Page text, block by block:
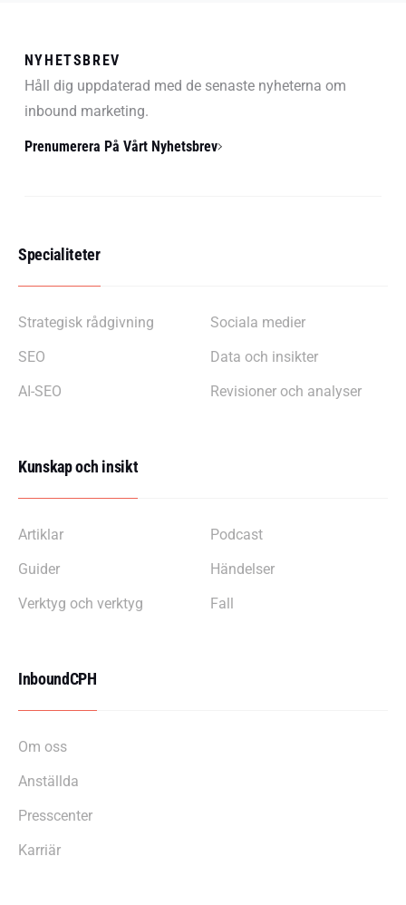
NYHETSBREV
Håll dig uppdaterad med de senaste nyheterna om
inbound marketing.
Prenumerera På Vårt Nyhetsbrev
Specialiteter
Strategisk rådgivning
SEO
AI-SEO
Sociala medier
Data och insikter
Revisioner och analyser
Kunskap och insikt
Artiklar
Guider
Verktyg och verktyg
Podcast
Händelser
Fall
InboundCPH
Om oss
Anställda
Presscenter
Karriär